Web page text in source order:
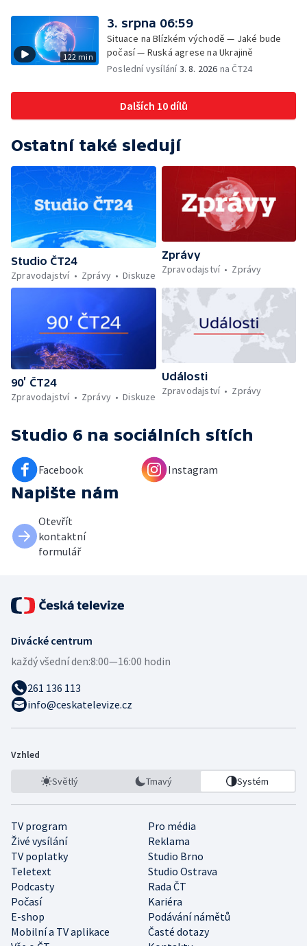
122 min
3. srpna 06:59
Situace na Blízkém východě — Jaké bude
počasí — Ruská agrese na Ukrajině
Poslední vysílání3. 8. 2026 na ČT24
Dalších 10 dílů
Ostatní také sledují
Studio ČT24
Zpravodajství
Zprávy Diskuze
Zprávy
Zpravodajství
Zprávy
90’ ČT24
Zpravodajství
Zprávy Diskuze
Události
Zpravodajství
Zprávy
Studio 6 na sociálních sítích
Facebook Instagram
Napište nám
Otevřít
kontaktní
formulář
Divácké centrum
každý všední den:8:00—16:00 hodin
261 136 113
info@ceskatelevize.cz
Vzhled
Světlý Tmavý Systém
TV program
Pro média
Živé vysílání
Reklama
TV poplatky
Studio Brno
Teletext
Studio Ostrava
Podcasty
Rada ČT
Počasí
Kariéra
E-shop
Podávání námětů
Mobilní a TV aplikace
Časté dotazy